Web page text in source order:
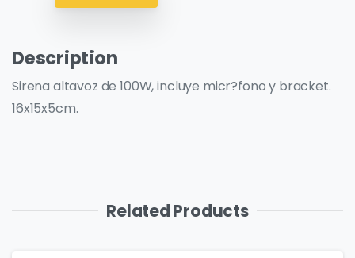
Description
Sirena altavoz de 100W, incluye micr?fono y bracket.
16x15x5cm.
Related Products